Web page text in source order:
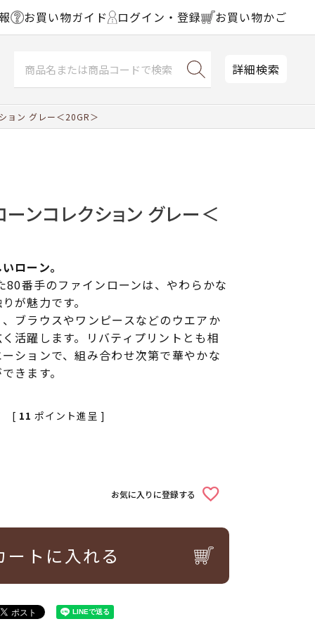
お買い物ガイド ログイン・登録 お買い物かご
詳細検索
ョン グレー＜20GR＞
ンコレクション グレー＜
ローン。
80番手のファインローンは、やわらかな
が魅力です。
ブラウスやワンピースなどのウエアか
活躍します。リバティプリントとも相
ションで、組み合わせ次第で華やかな
きます。
[ 11 ポイント進呈 ]
お気に入りに登録する
ートに入れる